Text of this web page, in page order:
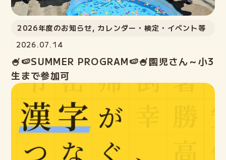
2026年度のお知らせ,カレンダー・検定・イベント等
2026.07.14
🍧🍉SUMMER PROGRAM🍉🍧園児さん～小3
生まで参加可